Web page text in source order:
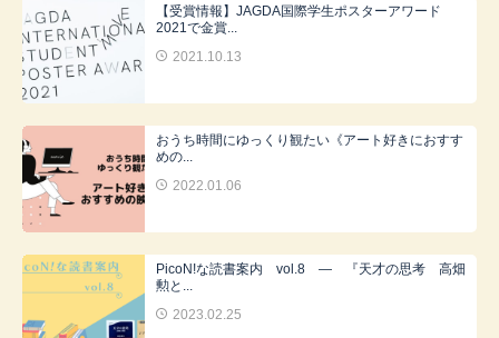
【受賞情報】JAGDA国際学生ポスターアワード
2021で金賞...
2021.10.13
おうち時間にゆっくり観たい《アート好きにおすす
めの...
2022.01.06
PicoN!な読書案内 vol.8 ― 『天才の思考 高畑
勲と...
2023.02.25